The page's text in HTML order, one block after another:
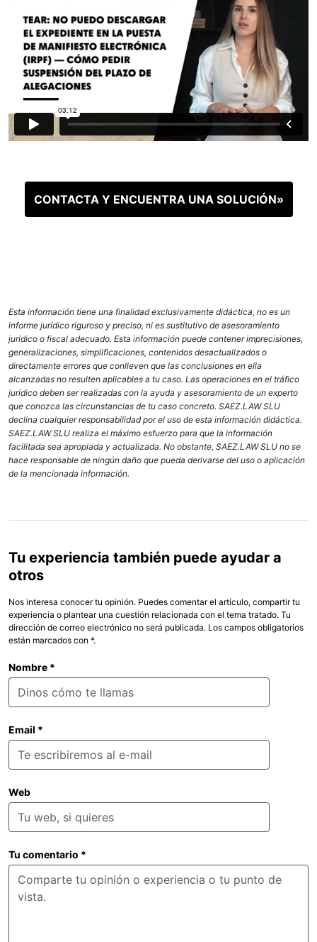
CONTACTA Y ENCUENTRA UNA SOLUCIÓN»
Esta información tiene una finalidad exclusivamente didáctica, no es un
informe jurídico riguroso y preciso, ni es sustitutivo de asesoramiento
jurídico o fiscal adecuado. Esta información puede contener imprecisiones,
generalizaciones, simplificaciones, contenidos desactualizados o
directamente errores que conlleven que las conclusiones en ella
alcanzadas no resulten aplicables a tu caso. Las operaciones en el tráfico
jurídico deben ser realizadas con la ayuda y asesoramiento de un experto
que conozca las circunstancias de tu caso concreto. SAEZ.LAW SLU
declina cualquier responsabilidad por el uso de esta información didáctica.
SAEZ.LAW SLU realiza el máximo esfuerzo para que la información
facilitada sea apropiada y actualizada. No obstante, SAEZ.LAW SLU no se
hace responsable de ningún daño que pueda derivarse del uso o aplicación
de la mencionada información.
Tu experiencia también puede ayudar a
otros
Nos interesa conocer tu opinión. Puedes comentar el artículo, compartir tu
experiencia o plantear una cuestión relacionada con el tema tratado. Tu
dirección de correo electrónico no será publicada. Los campos obligatorios
están marcados con *.
Nombre *
Email *
Web
Tu comentario *